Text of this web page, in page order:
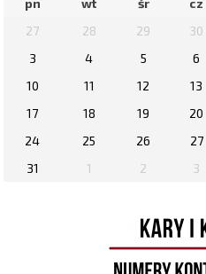
pn wt śr cz
27
28 29 30
3
4 5 6
10
11 12 13
17
18 19 20
24
25 26 27
31
1 2 3